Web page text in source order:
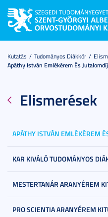
Kutatás Tudományos Diákkör
Apáthy István Emlékérem És Jutalomdíj
Elismerések
APÁTHY ISTVÁN EMLÉKÉREM
KAR KIVÁLÓ TUDOMÁNYOS
MESTERTANÁR ARANYÉREM
PRO SCIENTIA ARANYÉREM